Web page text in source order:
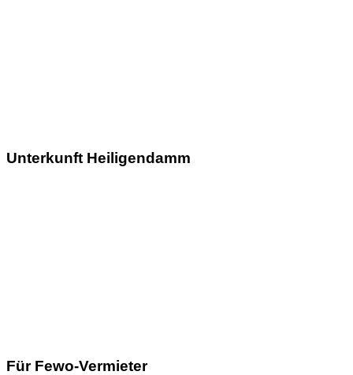
Unterkunft Heiligendamm
Für Fewo-Vermieter